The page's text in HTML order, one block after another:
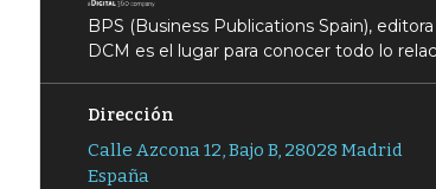
BPS (Business Publications Spain),
DCM es el lugar para conocer todo lo
Dirección
Calle Azcona 12, Bajo B, 28028 Madrid
España